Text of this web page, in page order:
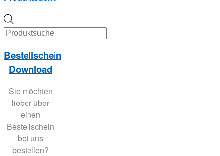
search
Bestellschein
Download
Sie möchten
lieber über
einen
Bestellschein
bei uns
bestellen?